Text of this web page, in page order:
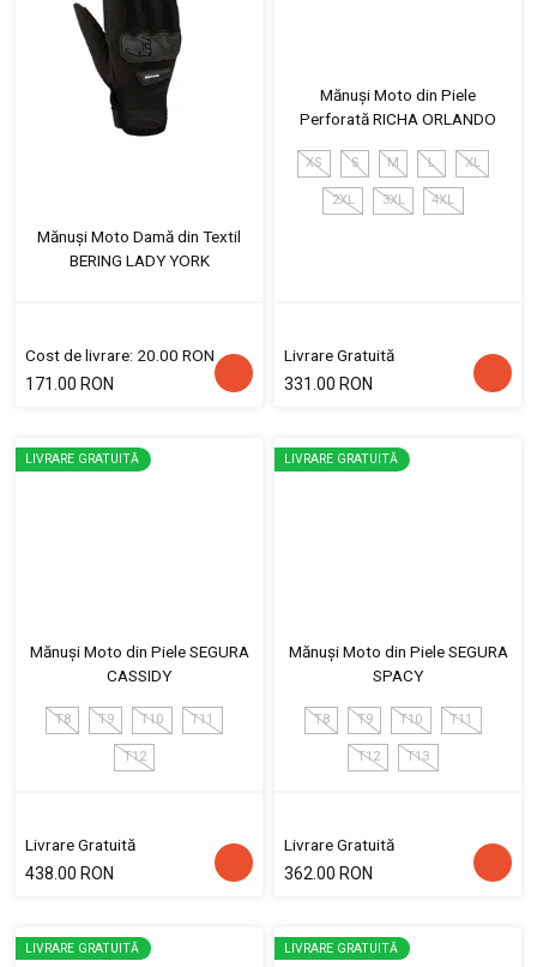
Mănuși Moto Damă din Textil
BERING LADY YORK
Cost de livrare: 20.00 RON
171.00 RON
Mănuși Moto din Piele
Perforată RICHA ORLANDO
XS S M L XL
2XL 3XL 4XL
Livrare Gratuită
331.00 RON
LIVRARE GRATUITĂ
Mănuși Moto din Piele SEGURA
CASSIDY
T8 T9 T10 T11
T12
Livrare Gratuită
438.00 RON
LIVRARE GRATUITĂ
Mănuși Moto din Piele SEGURA
SPACY
T8 T9 T10 T11
T12 T13
Livrare Gratuită
362.00 RON
LIVRARE GRATUITĂ LIVRARE GRATUITĂ